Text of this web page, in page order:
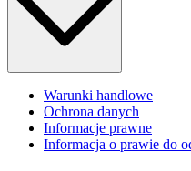
Warunki handlowe
Ochrona danych
Informacje prawne
Informacja o prawie do